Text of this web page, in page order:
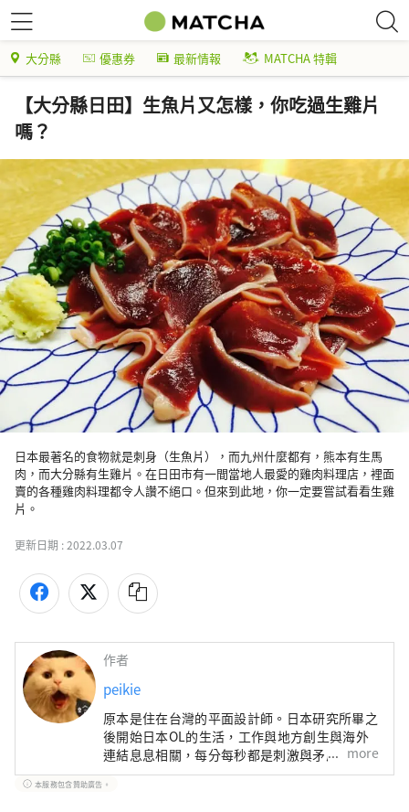
大分縣 優惠券 最新情報 MATCHA 特輯
【大分縣日田】生魚片又怎樣，你吃過生雞片
嗎？
日本最著名的食物就是刺身（生魚片），而九州什麼都有，熊本有生馬
肉，而大分縣有生雞片。在日田市有一間當地人最愛的雞肉料理店，裡面
賣的各種雞肉料理都令人讚不絕口。但來到此地，你一定要嘗試看看生雞
片。
更新日期 :2022.03.07
作者
peikie
原本是住在台灣的平面設計師。日本研究所畢之
後開始日本OL的生活，工作與地方創生與海外
連結息息相關，每分每秒都是刺激與矛盾的過
程。【http://peikie1.pixnet.net/blog】
more
本服務包含贊助廣告。